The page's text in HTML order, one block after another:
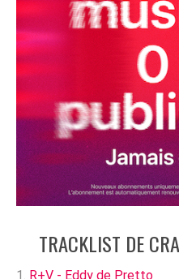
TRACKLIST DE
R+V - Eddy de Pretto